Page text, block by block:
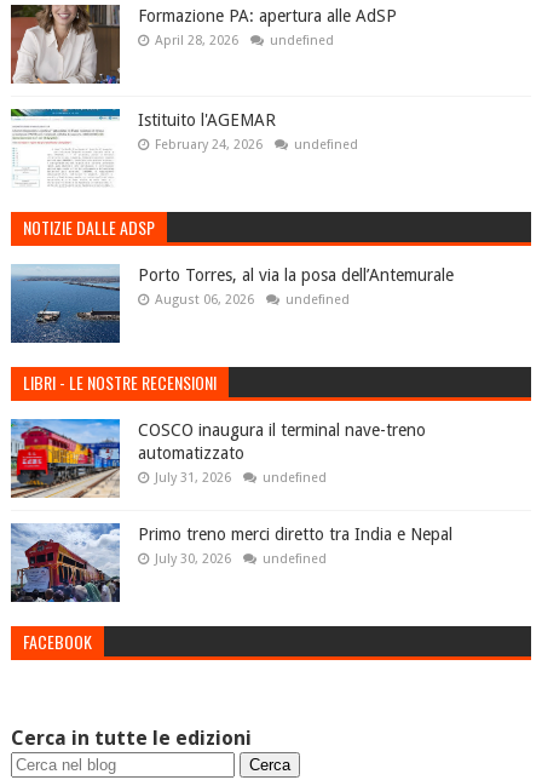
Formazione PA: apertura alle AdSP
April 28, 2026 undefined
Istituito l'AGEMAR
February 24, 2026 undefined
NOTIZIE DALLE ADSP
Porto Torres, al via la posa dell’Antemurale
August 06, 2026 undefined
LIBRI - LE NOSTRE RECENSIONI
COSCO inaugura il terminal nave-treno
automatizzato
July 31, 2026 undefined
Primo treno merci diretto tra India e Nepal
July 30, 2026 undefined
FACEBOOK
Cerca in tutte le edizioni